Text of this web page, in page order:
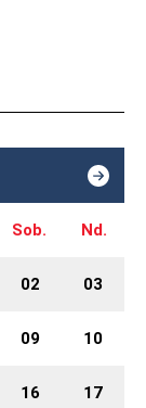
Sob. Nd.
02 03
09 10
16 17